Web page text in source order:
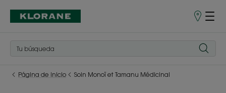
Puntos
Página de inicio Soin Monoï et Tamanu Médicinal